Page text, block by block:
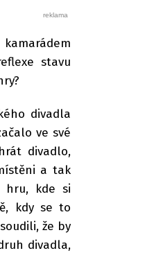
stavu
divadla
ve své
divadlo,
a tak
hru, kde si
kdy se to
že by
divadla,